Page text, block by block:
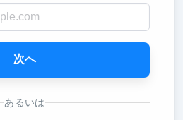
次へ
あるいは